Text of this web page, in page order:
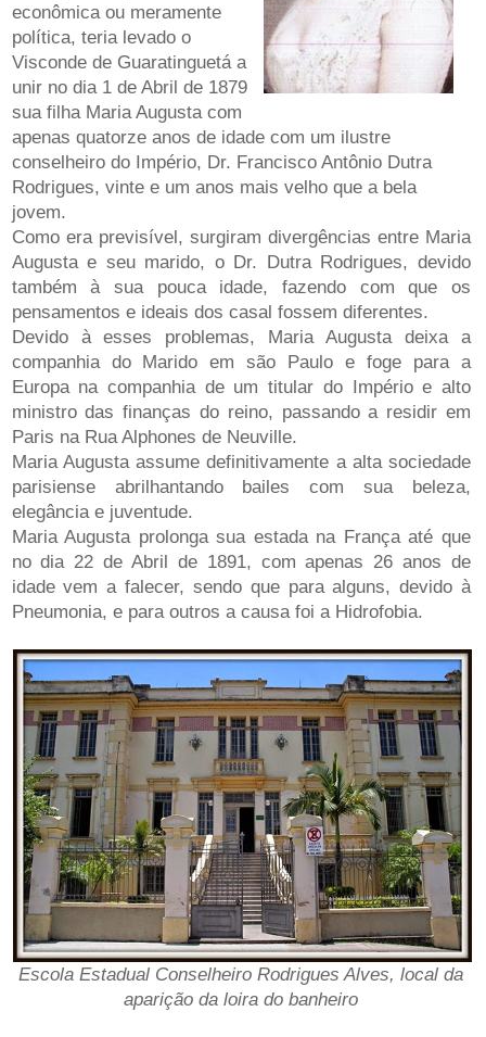
econômica ou meramente
política, teria levado o
Visconde de Guaratinguetá a
unir no dia 1 de Abril de 1879
sua filha Maria Augusta com
apenas quatorze anos de idade com um ilustre
conselheiro do Império, Dr. Francisco Antônio Dutra
Rodrigues, vinte e um anos mais velho que a bela
jovem.
Como era previsível, surgiram divergências entre Maria
Augusta e seu marido, o Dr. Dutra Rodrigues, devido
também à sua pouca idade, fazendo com que os
pensamentos e ideais dos casal fossem diferentes.
Devido à esses problemas, Maria Augusta deixa a
companhia do Marido em são Paulo e foge para a
Europa na companhia de um titular do Império e alto
ministro das finanças do reino, passando a residir em
Paris na Rua Alphones de Neuville.
Maria Augusta assume definitivamente a alta sociedade
parisiense abrilhantando bailes com sua beleza,
elegância e juventude.
Maria Augusta prolonga sua estada na França até que
no dia 22 de Abril de 1891, com apenas 26 anos de
idade vem a falecer, sendo que para alguns, devido à
Pneumonia, e para outros a causa foi a Hidrofobia.
Escola Estadual Conselheiro Rodrigues Alves, local da
aparição da loira do banheiro